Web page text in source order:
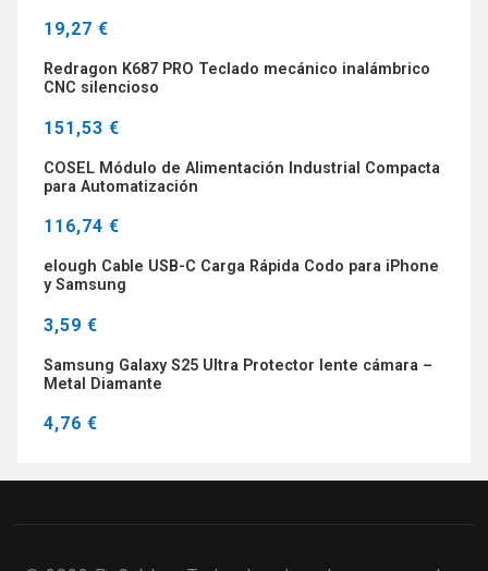
19,27 €
Redragon K687 PRO Teclado mecánico inalámbrico
CNC silencioso
151,53 €
COSEL Módulo de Alimentación Industrial Compacta
para Automatización
116,74 €
elough Cable USB-C Carga Rápida Codo para iPhone
y Samsung
3,59 €
Samsung Galaxy S25 Ultra Protector lente cámara –
Metal Diamante
4,76 €